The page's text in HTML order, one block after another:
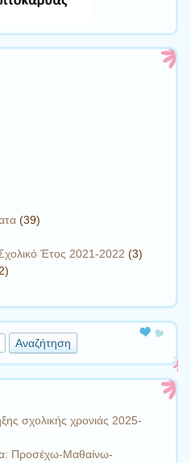
(39)
Έτος 2021-2022 (3)
σχολικής χρονιάς 2025-
Προσέχω-Μαθαίνω-